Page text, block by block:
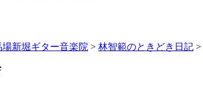
新堀ギター音楽院 > 林智範のときどき日記 >